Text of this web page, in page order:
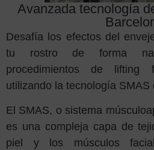
Avanzada tecnología
Desafía los efectos del
tu rostro de forma
procedimientos de lifting
utilizando la tecnología SMAS
El SMAS, o sistema
es una compleja capa de
piel y los músculos